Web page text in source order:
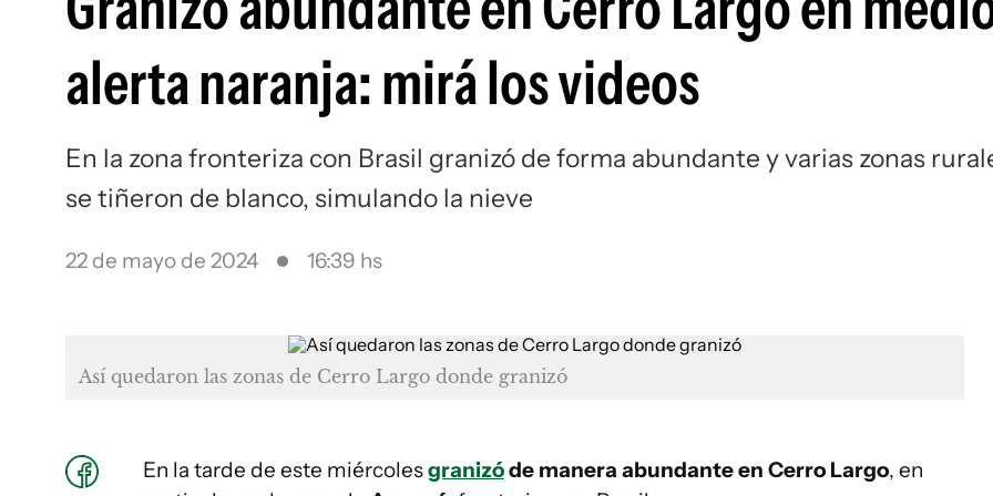
alerta naranja: mirá los videos
En la zona fronteriza con Brasil granizó de forma abundante y varias zonas
se tiñeron de blanco, simulando la nieve
22 de mayo de 2024 16:39 hs
Así quedaron las zonas de Cerro Largo donde granizó
En la tarde de este miércolesgranizóde manera abundante en Cerro Largo, en